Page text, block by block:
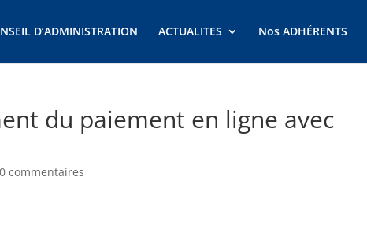
D’ADMINISTRATION ACTUALITES Nos ADHÉRENTS
du paiement en ligne avec
0 commentaires